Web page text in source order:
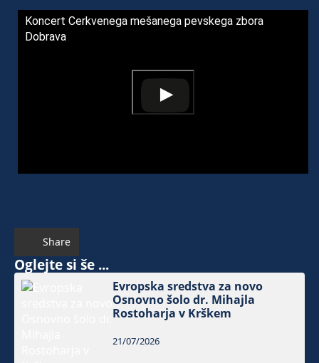
Koncert Cerkvenega mešanega pevskega zbora
Dobrava
Share
Oglejte si še ...
Evropska sredstva za novo
Osnovno šolo dr. Mihajla
Rostoharja v Krškem
21/07/2026